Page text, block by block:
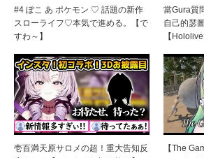
#4 ぽこ あ ポケモン ♡ 話題の新作
スローライフ♡本気で進める。【で
すわ～】
當Gura質
自己的瑟
【
壱百満天原サロメの超！重大告知反
【The